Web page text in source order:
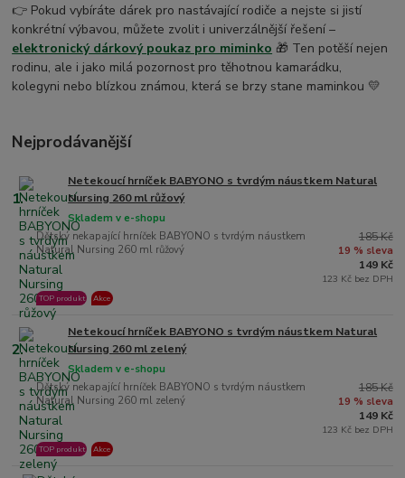
👉 Pokud vybíráte dárek pro nastávající rodiče a nejste si jistí
konkrétní výbavou, můžete zvolit i univerzálnější řešení –
elektronický dárkový poukaz pro miminko 🎁 Ten potěší nejen
rodinu, ale i jako milá pozornost pro těhotnou kamarádku,
kolegyni nebo blízkou známou, která se brzy stane maminkou 💛
Nejprodávanější
1.
Netekoucí hrníček BABYONO s tvrdým náustkem Natural
Nursing 260 ml růžový
Dětský nekapající hrníček BABYONO s tvrdým náustkem
Natural Nursing 260 ml růžový
Skladem v e-shopu
TOP produkt Akce
185 Kč
19 % sleva
149 Kč
123 Kč bez DPH
2.
Netekoucí hrníček BABYONO s tvrdým náustkem Natural
Nursing 260 ml zelený
Dětský nekapající hrníček BABYONO s tvrdým náustkem
Natural Nursing 260 ml zelený
Skladem v e-shopu
TOP produkt Akce
185 Kč
19 % sleva
149 Kč
123 Kč bez DPH